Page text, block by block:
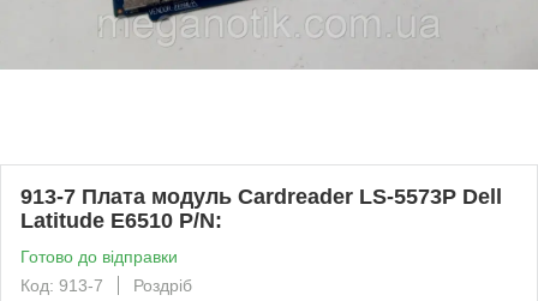
913-7 Плата модуль Cardreader LS-5573P Dell
Latitude E6510 P/N:
Готово до відправки
Код: 913-7
Роздріб